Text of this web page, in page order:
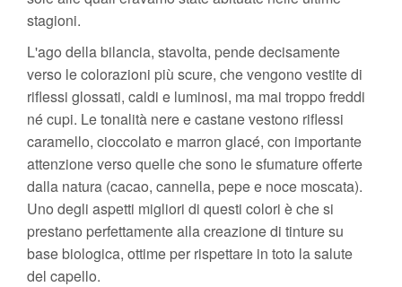
stagioni.
L'ago della bilancia, stavolta, pende decisamente
verso le colorazioni più scure, che vengono vestite di
riflessi glossati, caldi e luminosi, ma mai troppo freddi
né cupi. Le tonalità nere e castane vestono riflessi
caramello, cioccolato e marron glacé, con importante
attenzione verso quelle che sono le sfumature offerte
dalla natura (cacao, cannella, pepe e noce moscata).
Uno degli aspetti migliori di questi colori è che si
prestano perfettamente alla creazione di tinture su
base biologica, ottime per rispettare in toto la salute
del capello.